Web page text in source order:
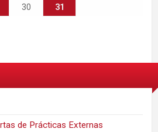
30 31
de Prácticas Externas